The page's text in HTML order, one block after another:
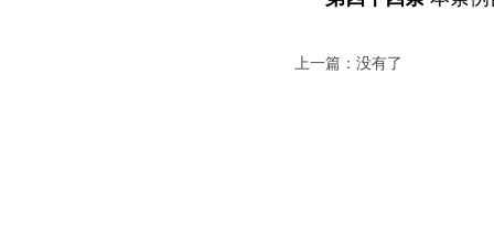
上一篇：没有了